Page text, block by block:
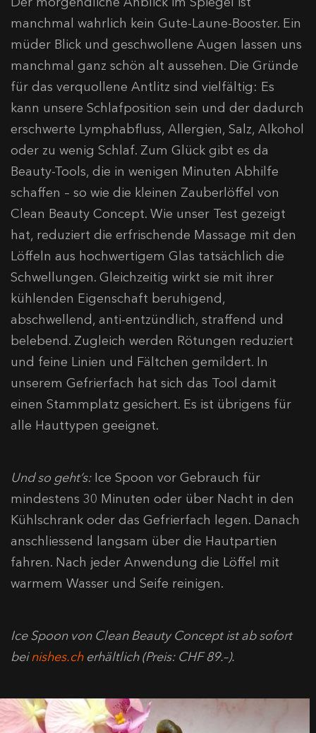
manchmal wahrlich kein Gute-Laune-Booster. Ein
müder Blick und geschwollene Augen lassen uns
manchmal ganz schön alt aussehen. Die Gründe
für das verquollene Antlitz sind vielfältig: Es
kann unsere Schlafposition sein und der dadurch
erschwerte Lymphabfluss, Allergien, Salz, Alkohol
oder zu wenig Schlaf. Zum Glück gibt es da
Beauty-Tools, die in wenigen Minuten Abhilfe
schaffen – so wie die kleinen Zauberlöffel von
Clean Beauty Concept. Wie unser Test gezeigt
hat, reduziert die erfrischende Massage mit den
Löffeln aus hochwertigem Glas tatsächlich die
Schwellungen. Gleichzeitig wirkt sie mit ihrer
kühlenden Eigenschaft beruhigend,
abschwellend, anti-entzündlich, straffend und
belebend. Zugleich werden Rötungen reduziert
und feine Linien und Fältchen gemildert. In
unserem Gefrierfach hat sich das Tool damit
einen Stammplatz gesichert. Es ist übrigens für
alle Hauttypen geeignet.
Und so geht’s:Ice Spoon vor Gebrauch für
mindestens 30 Minuten oder über Nacht in den
Kühlschrank oder das Gefrierfach legen. Danach
anschliessend langsam über die Hautpartien
fahren. Nach jeder Anwendung die Löffel mit
warmem Wasser und Seife reinigen.
Ice Spoon von Clean Beauty Concept ist ab sofort
beinishes.cherhältlich (Preis: CHF 89.–).